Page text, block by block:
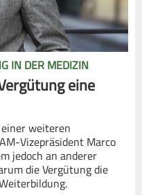
IN DER MEDIZIN
eine
weiteren
Vizepräsident Marco
jedoch an anderer
die Vergütung die